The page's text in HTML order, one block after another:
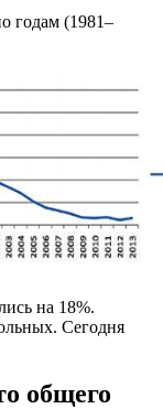
годам (1981–
на 18%.
Сегодня
общего